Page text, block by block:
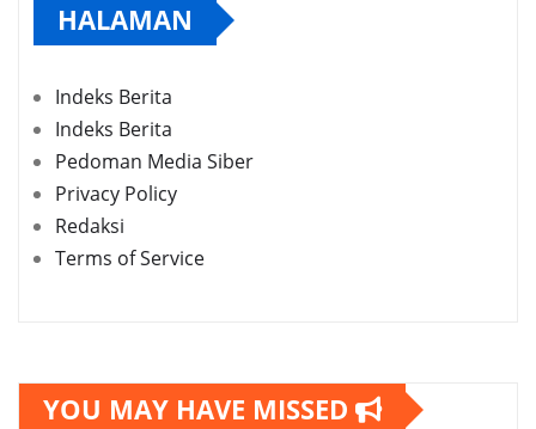
HALAMAN
Indeks Berita
Indeks Berita
Pedoman Media Siber
Privacy Policy
Redaksi
Terms of Service
YOU MAY HAVE MISSED